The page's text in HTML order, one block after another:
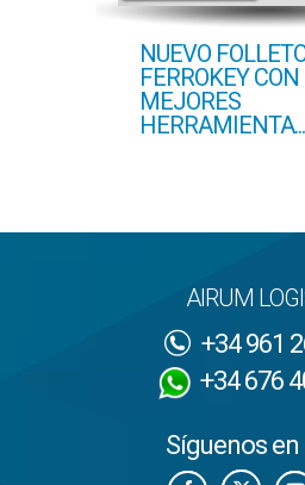
NUEVO
FERROKEY
MEJORES
HERRAMIENTA...
AIRUM
+34 961
+34 676
Síguenos en